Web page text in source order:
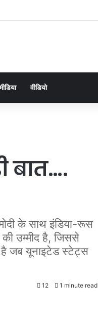
मीडिया वीडियो
बात….
के साथ इंडिया-रूस
उम्मीद है, जिससे
जब यूनाइटेड स्टेट्स
12 1 minute read